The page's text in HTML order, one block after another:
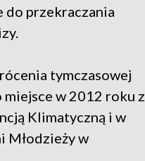
do przekraczania
tymczasowej
miejsce w 2012 roku z
Klimatyczną i w
Młodzieży w